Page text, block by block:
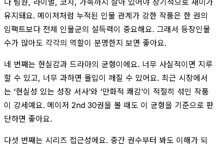
유지돼요. 메이저처럼 누적된 인물 관계가 강한 작품은 한 권의
임팩트보다 전체 인물군의 설득력이 중요해요. 그래서 등장인물
수가 많아도 각각의 역할이 분명한지 보면 좋아요.
네 번째는 현실감과 드라마의 균형이에요. 너무 사실적이면 지루
할 수 있고, 너무 과하면 몰입이 깨질 수 있어요. 최근 시장에서
는 ‘현실성 있는 성장 서사’와 ‘만화적 쾌감’이 적절히 섞인 작품
이 강세예요. 메이저 2nd 30권을 볼 때도 이 균형을 기준으로 판
단하면 좋아요.
다섯 번째는 시리즈 접근성에요. 중간 권수부터 봐도 이해가 되